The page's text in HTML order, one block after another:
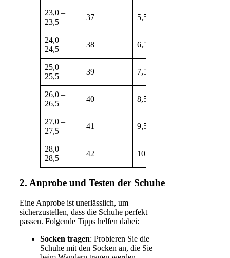
23,0 –
23,5
37 5,5 – 6
24,0 –
24,5
38 6,5 – 7
25,0 –
25,5
39 7,5 – 8
26,0 –
26,5
40 8,5 – 9
27,0 –
27,5
41 9,5 – 10
28,0 –
28,5
42 10,5 – 11
2. Anprobe und Testen der Schuhe
Eine Anprobe ist unerlässlich, um
sicherzustellen, dass die Schuhe perfekt
passen. Folgende Tipps helfen dabei:
Socken tragen: Probieren Sie die
Schuhe mit den Socken an, die Sie